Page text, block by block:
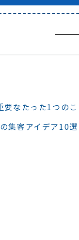
要なたった1つのこ
集客アイデア10選